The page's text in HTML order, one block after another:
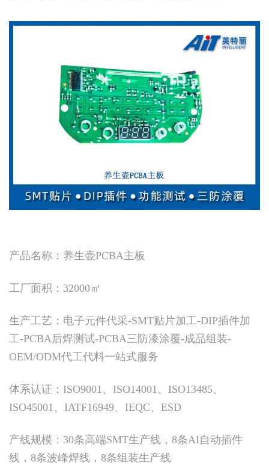
产品名称：养生壶PCBA主板
工厂面积：32000㎡
生产工艺：电子元件代采-SMT贴片加工-DIP插件加
工-PCBA后焊测试-PCBA三防漆涂覆-成品组装-
OEM/ODM代工代料一站式服务
体系认证：ISO9001、ISO14001、ISO13485、
ISO45001、IATF16949、IEQC、ESD
产线规模：30条高端SMT生产线，8条AI自动插件
线，8条波峰焊线，8条组装生产线